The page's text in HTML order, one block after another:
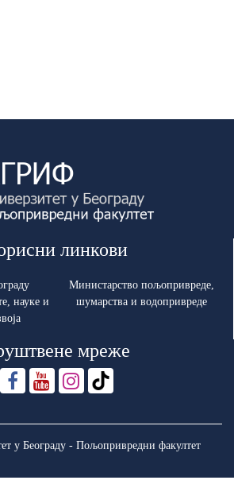
линкови
науке и
Министарство пољопривреде,
шумарства и водопривреде
мреже
у Београду - Пољопривредни факултет